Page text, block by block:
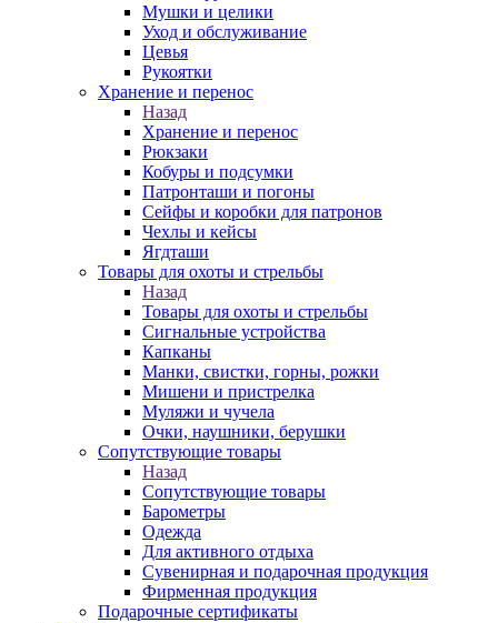
Мушки и целики
Уход и обслуживание
Цевья
Рукоятки
Хранение и перенос
Назад
Хранение и перенос
Рюкзаки
Кобуры и подсумки
Патронташи и погоны
Сейфы и коробки для патронов
Чехлы и кейсы
Ягдташи
Товары для охоты и стрельбы
Назад
Товары для охоты и стрельбы
Сигнальные устройства
Капканы
Манки, свистки, горны, рожки
Мишени и пристрелка
Муляжи и чучела
Очки, наушники, берушки
Сопутствующие товары
Назад
Сопутствующие товары
Барометры
Одежда
Для активного отдыха
Сувенирная и подарочная продукция
Фирменная продукция
Подарочные сертификаты